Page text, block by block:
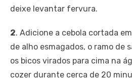
deixe levantar fervura.
2. Adicione a cebola cortada
de alho esmagados, o ramo de
os bicos virados para cima na
cozer durante cerca de 20